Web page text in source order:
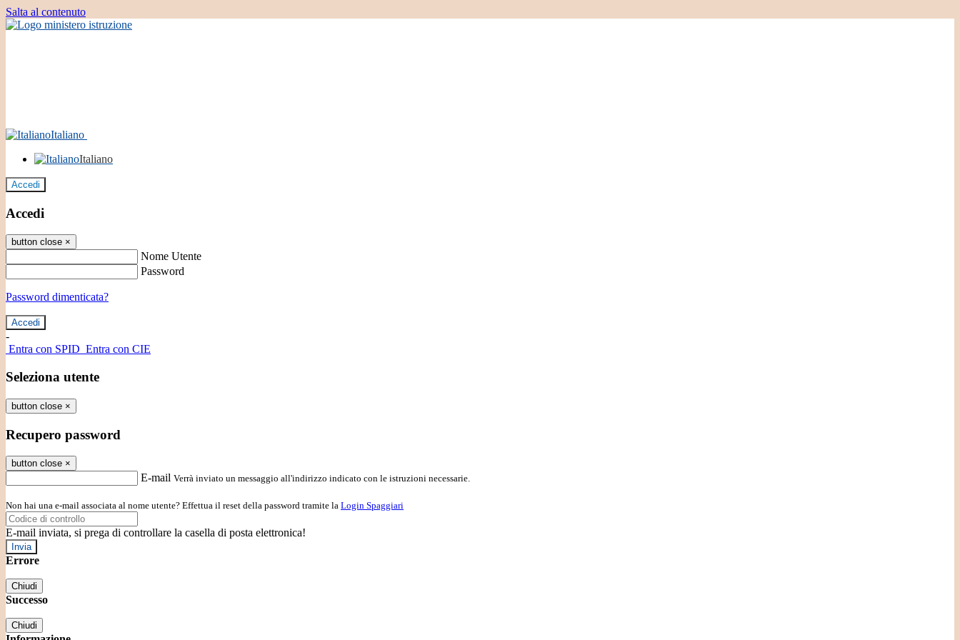
Salta al contenuto
Italiano
Italiano
Accedi
Accedi
button close ×
Nome Utente
Password
Password dimenticata?
-
Entra con SPID Entra con CIE
Seleziona utente
button close ×
Recupero password
button close ×
E-mail Verrà inviato un messaggio all'indirizzo indicato con le istruzioni necessarie.
Non hai una e-mail associata al nome utente? Effettua il reset della password tramite la Login Spaggiari
E-mail inviata, si prega di controllare la casella di posta elettronica!
Errore
Chiudi
Successo
Chiudi